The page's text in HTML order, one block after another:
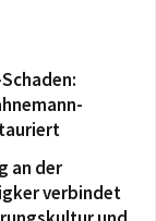
an der
verbindet